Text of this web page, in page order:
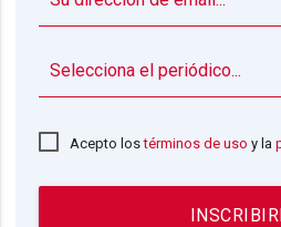
Acepto lostérminos de uso y la